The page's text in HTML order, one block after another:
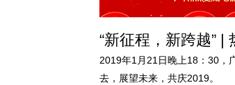
“新征程，新跨越”
2019年1月21日晚上18：30，
去，展望未来，共庆2019。